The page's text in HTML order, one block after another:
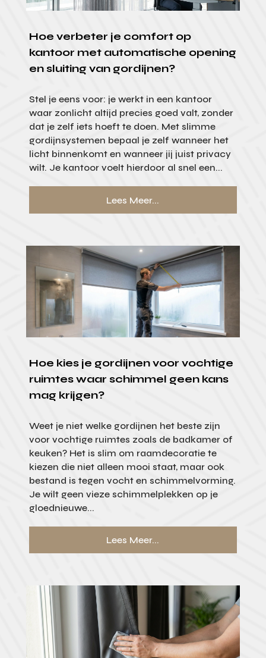
Hoe verbeter je comfort op
kantoor met automatische opening
en sluiting van gordijnen?
Stel je eens voor: je werkt in een kantoor
waar zonlicht altijd precies goed valt, zonder
dat je zelf iets hoeft te doen. Met slimme
gordijnsystemen bepaal je zelf wanneer het
licht binnenkomt en wanneer jij juist privacy
wilt. Je kantoor voelt hierdoor al snel een...
Lees Meer...
Hoe kies je gordijnen voor vochtige
ruimtes waar schimmel geen kans
mag krijgen?
Weet je niet welke gordijnen het beste zijn
voor vochtige ruimtes zoals de badkamer of
keuken? Het is slim om raamdecoratie te
kiezen die niet alleen mooi staat, maar ook
bestand is tegen vocht en schimmelvorming.
Je wilt geen vieze schimmelplekken op je
gloednieuwe...
Lees Meer...